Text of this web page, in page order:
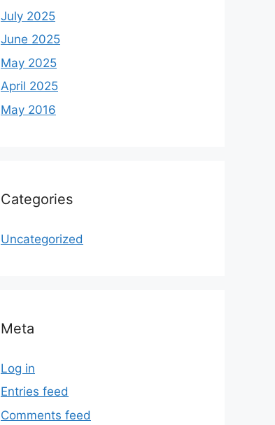
July 2025
June 2025
May 2025
April 2025
May 2016
Categories
Uncategorized
Meta
Log in
Entries feed
Comments feed